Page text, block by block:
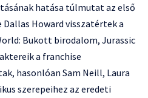
hatása túlmutat az első
Howard visszatértek a
Bukott birodalom, Jurassic
a franchise
hasonlóan Sam Neill, Laura
szerepeihez az eredeti